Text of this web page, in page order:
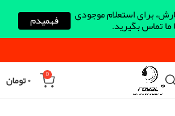
0 ۰تومان
برای استعلام موجودی
تماس بگیرید. فهمیدم